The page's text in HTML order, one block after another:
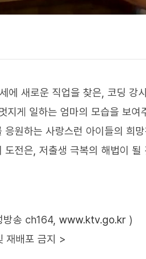
에 새로운 직업을 찾은, 코딩 강
지게 일하는 엄마의 모습을 보
원하는 사랑스런 아이들의 희
도전은, 저출생 극복의 해법이 될
송 ch164, www.ktv.go.kr )
재배포 금지 >